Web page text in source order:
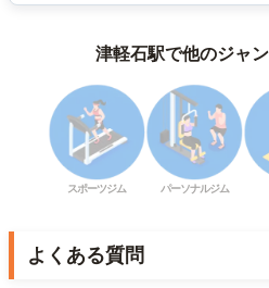
津軽石駅で他のジャ
スポーツジム パーソナルジム
よくある質問